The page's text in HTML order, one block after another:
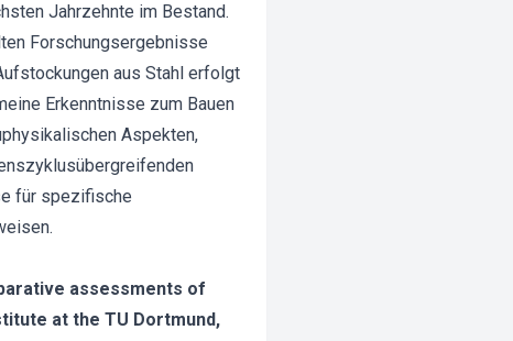
Jahrzehnte im Bestand.
Forschungsergebnisse
aus Stahl erfolgt
Erkenntnisse zum Bauen
Aspekten,
für spezifische
assessments of
at the TU Dortmund,